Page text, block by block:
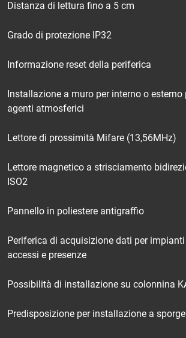
Distanza di lettura fino a 5 cm
Grado di protezione IP32
Informazione reset della periferica
Installazione a muro per interno o
agenti atmosferici
Lettore di prossimità Mifare (13,56MHz)
Lettore magnetico a strisciamento
ISO2
Pannello in poliestere antigraffio
Periferica di acquisizione dati per
accessi e presenze
Possibilità di installazione su colonnina
Predisposizione per installazione a